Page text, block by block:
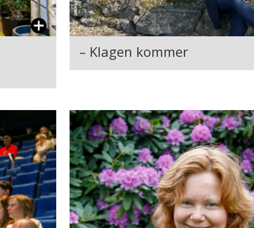
– Klagen kommer